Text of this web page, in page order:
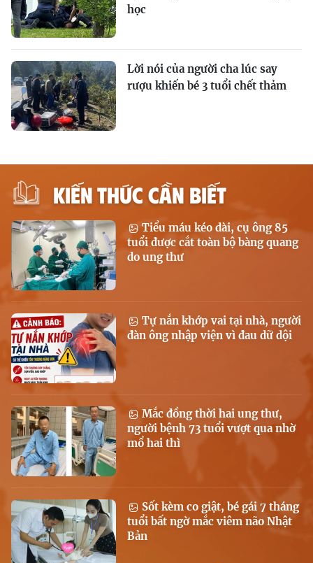
học
Lời nói của người cha lúc say
rượu khiến bé 3 tuổi chết thảm
KIẾN THỨC CẦN BIẾT
Tiểu máu kéo dài, cụ ông 85
tuổi được cắt toàn bộ bàng quang
do ung thư
Tự nắn khớp vai tại nhà, người
đàn ông nhập viện vì đau dữ dội
Mắc đồng thời hai ung thư,
người bệnh 73 tuổi vượt qua nhờ
mổ hai thì
Sốt kèm co giật, bé gái 7 tháng
tuổi bất ngờ mắc viêm não Nhật
Bản